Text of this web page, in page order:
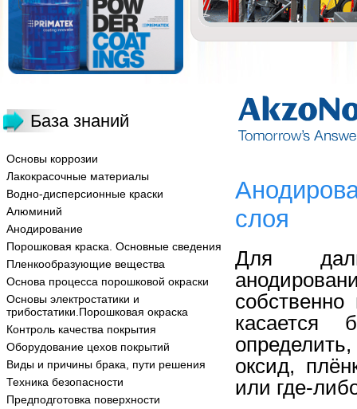
База знаний
Основы коррозии
Лакокрасочные материалы
Водно-дисперсионные краски
Алюминий
Анодирование
Порошковая краска. Основные сведения
Пленкообразующие вещества
Основа процесса порошковой окраски
Основы электростатики и
трибостатики.Порошковая окраска
Контроль качества покрытия
Оборудование цехов покрытий
Виды и причины брака, пути решения
Техника безопасности
Предподготовка поверхности
слоя
Для
касается
оксид,
или где-